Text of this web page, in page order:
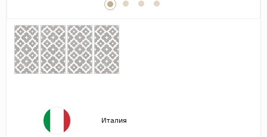
Италия